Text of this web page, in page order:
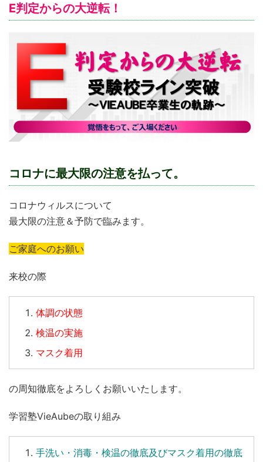
E判定からの大逆転！
コロナに最大限の注意を払って。
コロナウィルスについて
最大限の注意＆予防で臨みます。
ご家庭へのお願い
来校の際
体調の状態
検温の実施
マスク着用
の周知徹底をよろしくお願いいたします。
学習塾VieAubeの取り組み
手洗い ・ 消毒 ・ 検温の徹底及びマスク着用の徹底